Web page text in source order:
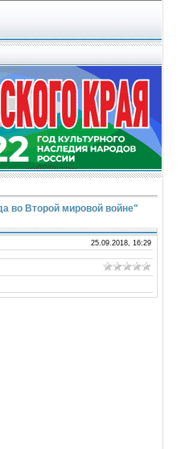
во Второй мировой войне"
25.09.2018, 16:29